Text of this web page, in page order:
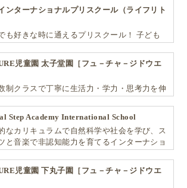
ンターナショナルプリスクール（ライフリト
も好きな時に通えるプリスクール！ 子ども
んで学ぶこと、考える力を育みます
児童園 太子堂園［フュ－チャ－ジドウエ
制クラスで丁寧に生活力・学力・思考力を伸
Step Academy International School
なカリキュラムで自然科学や社会を学び、ス
と音楽で非認知能力を育てるインターナショ
児童園 下丸子園［フュ－チャ－ジドウエ